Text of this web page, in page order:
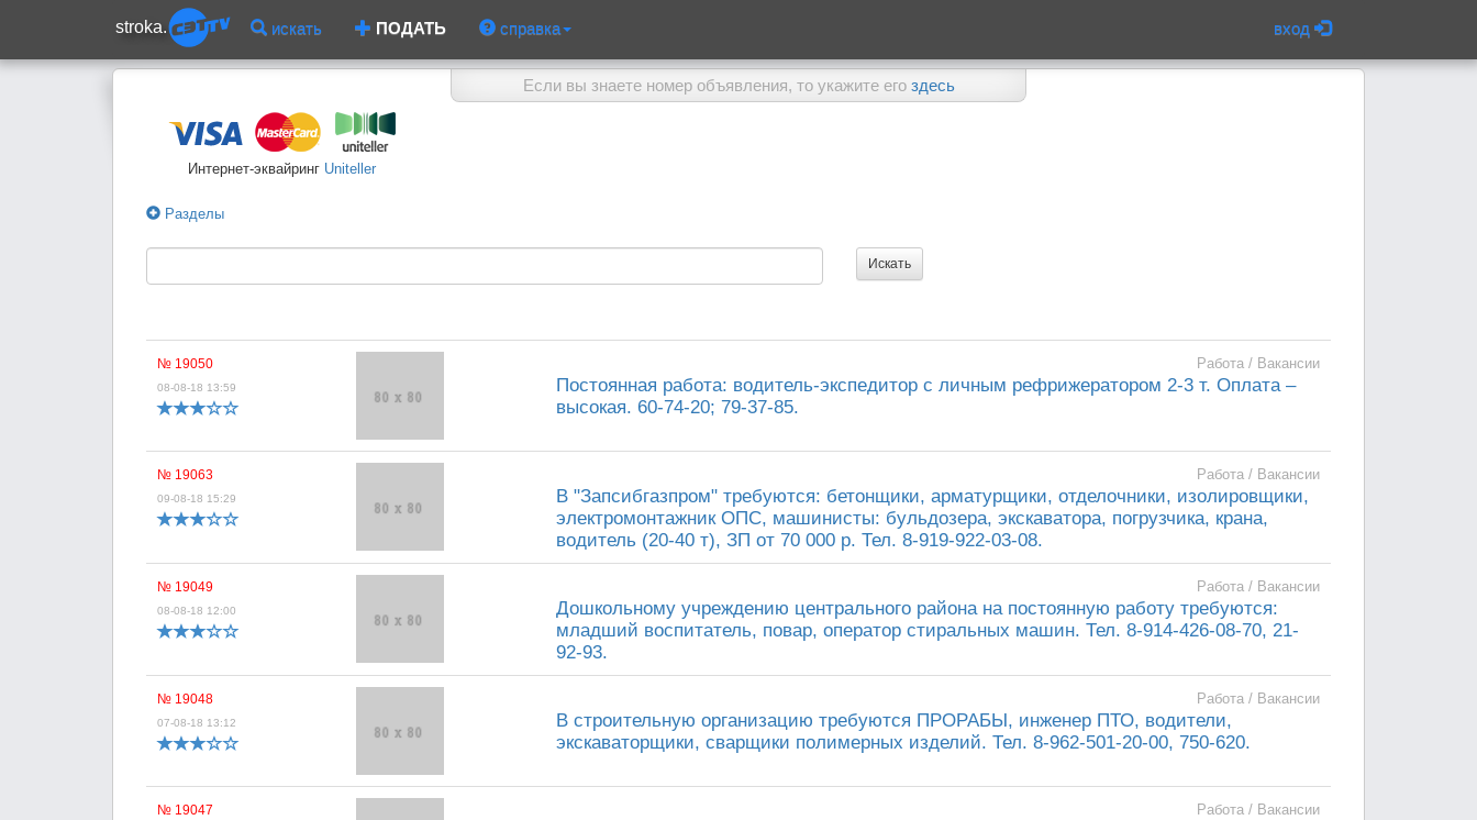
stroka. искать ПОДАТЬ справка вход
Если вы знаете номер объявления, то укажите его здесь
Интернет-эквайринг Uniteller
Разделы
№ 19050
08-08-18 13:59
Работа / Вакансии
Постоянная работа: водитель-экспедитор с личным рефрижератором 2-3 т. Оплата –
высокая. 60-74-20; 79-37-85.
№ 19063
09-08-18 15:29
Работа / Вакансии
В "Запсибгазпром" требуются: бетонщики, арматурщики, отделочники, изолировщики,
электромонтажник ОПС, машинисты: бульдозера, экскаватора, погрузчика, крана,
водитель (20-40 т), ЗП от 70 000 р. Тел. 8-919-922-03-08.
№ 19049
08-08-18 12:00
Работа / Вакансии
Дошкольному учреждению центрального района на постоянную работу требуются:
младший воспитатель, повар, оператор стиральных машин. Тел. 8-914-426-08-70, 21-
92-93.
№ 19048
07-08-18 13:12
Работа / Вакансии
В строительную организацию требуются ПРОРАБЫ, инженер ПТО, водители,
экскаваторщики, сварщики полимерных изделий. Тел. 8-962-501-20-00, 750-620.
№ 19047 Работа / Вакансии